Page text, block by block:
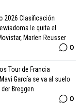
2026 Clasificación
le quita el
Marlen Reusser
0
Tour de Francia
García se va al suelo
Breggen
0